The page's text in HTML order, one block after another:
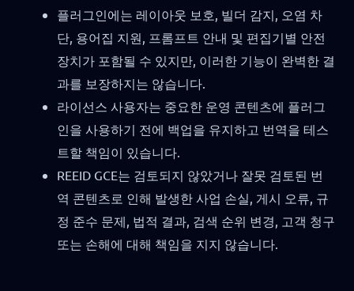
플러그인에는 레이아웃 보호, 빌더 감지, 오염 차
단, 용어집 지원, 프롬프트 안내 및 편집기별 안전
장치가 포함될 수 있지만, 이러한 기능이 완벽한 결
과를 보장하지는 않습니다.
라이선스 사용자는 중요한 운영 콘텐츠에 플러그
인을 사용하기 전에 백업을 유지하고 번역을 테스
트할 책임이 있습니다.
REEID GCE는 검토되지 않았거나 잘못 검토된 번
역 콘텐츠로 인해 발생한 사업 손실, 게시 오류, 규
정 준수 문제, 법적 결과, 검색 순위 변경, 고객 청구
또는 손해에 대해 책임을 지지 않습니다.